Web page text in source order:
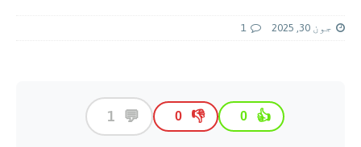
جون 30, 2025 1
👍
0
👎
0
💬
1